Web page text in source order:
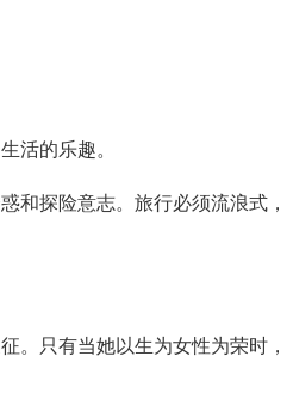
活的乐趣。
和探险意志。旅行必须流浪式，
。只有当她以生为女性为荣时，